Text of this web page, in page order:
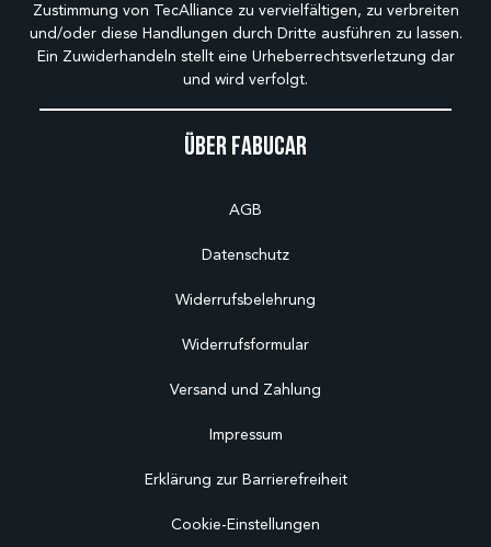
Über Fabucar
AGB
Datenschutz
Widerrufsbelehrung
Widerrufsformular
Versand und Zahlung
Impressum
Erklärung zur Barrierefreiheit
Cookie-Einstellungen
Zustimmung von TecAlliance zu vervielfältigen, zu verbreiten
und/oder diese Handlungen durch Dritte ausführen zu lassen.
Ein Zuwiderhandeln stellt eine Urheberrechtsverletzung dar
und wird verfolgt.